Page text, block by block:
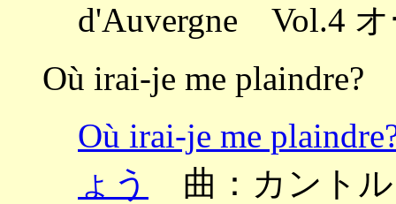
d'Auvergne Vol.4
Où irai-je me plaindre?
Où irai-je me
ょう
曲：カントル